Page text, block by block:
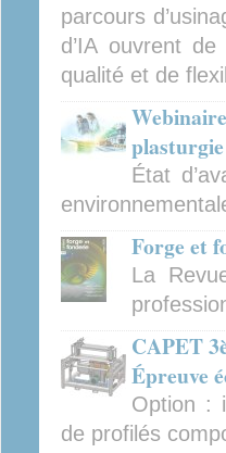
parcours
d’IA ouvrent
qualité et de
plasturgie
État
Forge et
La
CAPET
Épreuve
Option :
de profilés